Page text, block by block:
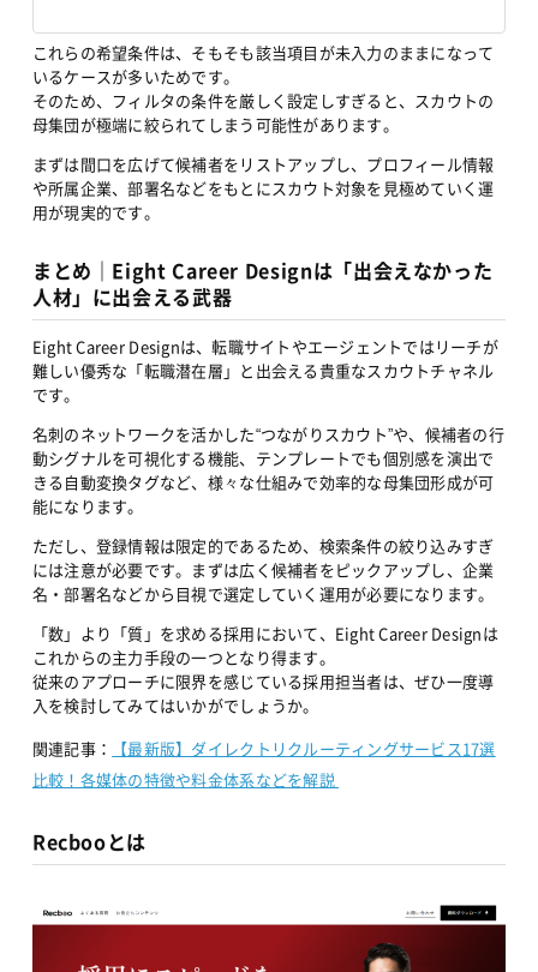
これらの希望条件は、そもそも該当項目が未入力のままになって
いるケースが多いためです。
そのため、フィルタの条件を厳しく設定しすぎると、スカウトの
母集団が極端に絞られてしまう可能性があります。
まずは間口を広げて候補者をリストアップし、プロフィール情報
や所属企業、部署名などをもとにスカウト対象を見極めていく運
用が現実的です。
まとめ｜Eight Career Designは「出会えなかった
人材」に出会える武器
Eight Career Designは、転職サイトやエージェントではリーチが
難しい優秀な「転職潜在層」と出会える貴重なスカウトチャネル
です。
名刺のネットワークを活かした“つながりスカウト”や、候補者の行
動シグナルを可視化する機能、テンプレートでも個別感を演出で
きる自動変換タグなど、様々な仕組みで効率的な母集団形成が可
能になります。
ただし、登録情報は限定的であるため、検索条件の絞り込みすぎ
には注意が必要です。まずは広く候補者をピックアップし、企業
名・部署名などから目視で選定していく運用が必要になります。
「数」より「質」を求める採用において、Eight Career Designは
これからの主力手段の一つとなり得ます。
従来のアプローチに限界を感じている採用担当者は、ぜひ一度導
入を検討してみてはいかがでしょうか。
関連記事：
【最新版】ダイレクトリクルーティングサービス17選
比較！各媒体の特徴や料金体系などを解説
Recbooとは